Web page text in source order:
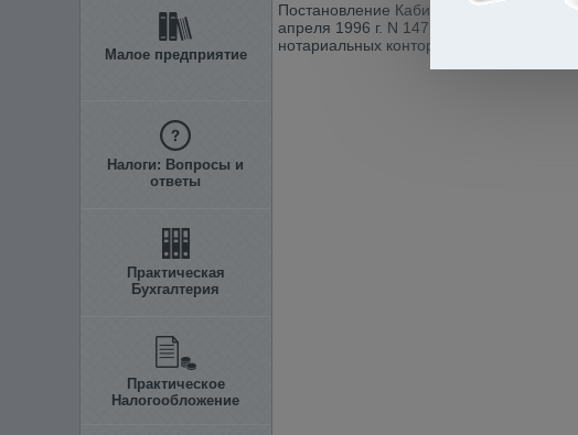
Малое предприятие
Налоги: Вопросы и
ответы
Практическая
Бухгалтерия
Практическое
Налогообложение
Постановление Кабинета Министров
апреля 1996 г. N 147 "О введении
нотариальных контор"